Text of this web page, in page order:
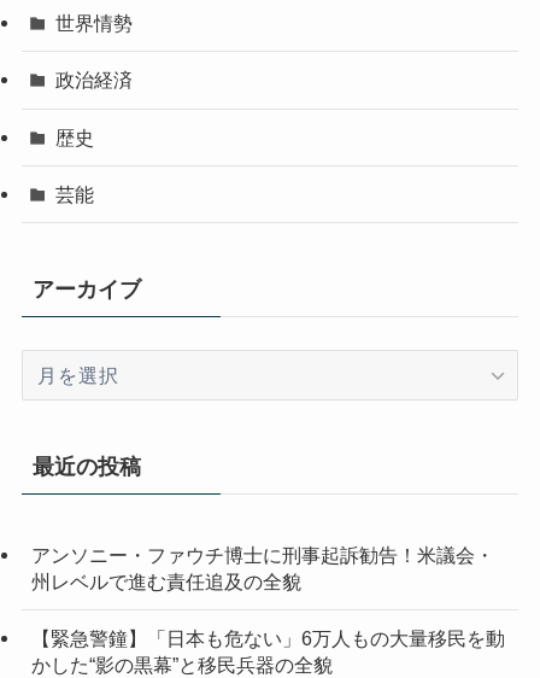
世界情勢
政治経済
歴史
芸能
アーカイブ
イ
最近の投稿
アンソニー・ファウチ博士に刑事起訴勧告！米議会・
州レベルで進む責任追及の全貌
【緊急警鐘】「日本も危ない」6万人もの大量移民を動
かした“影の黒幕”と移民兵器の全貌